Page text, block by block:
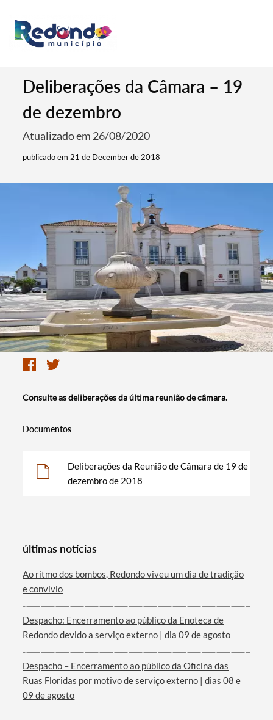
Termo de Pesquisa
Categorias gerais
Deliberações da Câmara – 19
de dezembro
Atualizado em 26/08/2020
publicado em 21 de December de 2018
Consulte as deliberações da última reunião de câmara.
Documentos
Deliberações da Reunião de Câmara de 19 de
dezembro de 2018
últimas notícias
Ao ritmo dos bombos, Redondo viveu um dia de tradição
e convívio
Despacho: Encerramento ao público da Enoteca de
Redondo devido a serviço externo | dia 09 de agosto
Despacho – Encerramento ao público da Oficina das
Ruas Floridas por motivo de serviço externo | dias 08 e
09 de agosto